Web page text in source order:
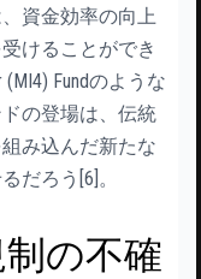
資金効率の向上
けることができ
Fundのような
の登場は、伝統
み込んだ新たな
だろう[6]。
の不確